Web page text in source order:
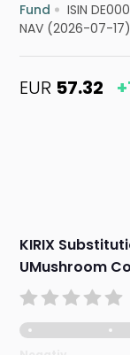
Fund ISIN
NAV (2026-07-17)
EUR 57.32
KIRIX
UMushroom